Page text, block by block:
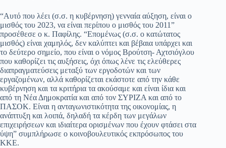
“Αυτό που λέει (σ.σ. η κυβέρνηση) γενναία αύξηση, είναι ο
μισθός του 2023, να είναι περίπου ο μισθός του 2011”
προσέθεσε ο κ. Παφίλης. “Επομένως (σ.σ. ο κατώτατος
μισθός) είναι χαμηλός, δεν καλύπτει και βέβαια υπάρχει και
το δεύτερο σημείο, που είναι ο νόμος Βρούτση- Αχτσιόγλου
που καθορίζει τις αυξήσεις, όχι όπως λένε τις ελεύθερες
διαπραγματεύσεις μεταξύ των εργοδοτών και των
εργαζομένων, αλλά καθορίζεται εκάστοτε από την κάθε
κυβέρνηση και τα κριτήρια τα ακούσαμε και είναι ίδια και
από τη Νέα Δημοκρατία και από τον ΣΥΡΙΖΑ και από το
ΠΑΣΟΚ. Είναι η ανταγωνιστικότητα της οικονομίας, η
ανάπτυξη και λοιπά, δηλαδή τα κέρδη των μεγάλων
επιχειρήσεων και ιδιαίτερα ορισμένων που έχουν φτάσει στα
ύψη” συμπλήρωσε ο κοινοβουλευτικός εκπρόσωπος του
ΚΚΕ.